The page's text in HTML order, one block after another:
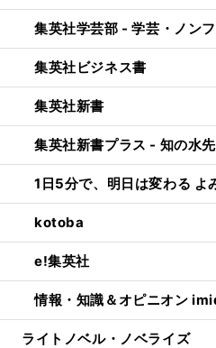
集英社学芸部 - 学芸・ノン
集英社ビジネス書
集英社新書
集英社新書プラス - 知の水
1日5分で、明日は変わる
kotoba
e!集英社
情報・知識＆オピニオン
ライトノベル・ノベライズ